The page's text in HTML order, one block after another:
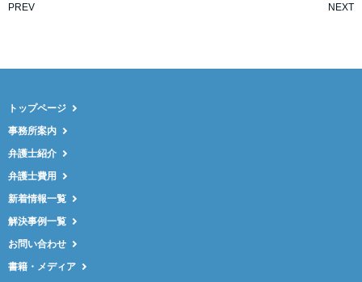
PREV NEXT
トップページ
事務所案内
弁護士紹介
弁護士費用
新着情報一覧
解決事例一覧
お問い合わせ
書籍・メディア